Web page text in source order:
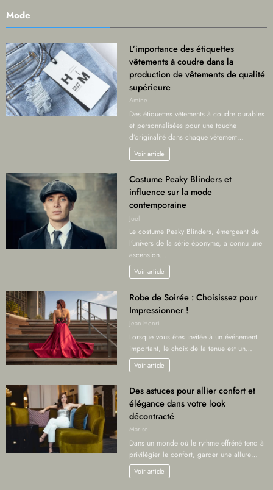
Mode
L’importance des étiquettes
vêtements à coudre dans la
production de vêtements de qualité
supérieure
Amine
Des étiquettes vêtements à coudre durables
et personnalisées pour une touche
d’originalité dans chaque vêtement…
Voir article
Costume Peaky Blinders et
influence sur la mode
contemporaine
Joel
Le costume Peaky Blinders, émergeant de
l’univers de la série éponyme, a connu une
ascension…
Voir article
Robe de Soirée : Choisissez pour
Impressionner !
Jean Henri
Lorsque vous êtes invitée à un événement
important, le choix de la tenue est un…
Voir article
Des astuces pour allier confort et
élégance dans votre look
décontracté
Marise
Dans un monde où le rythme effréné tend à
privilégier le confort, garder une allure…
Voir article